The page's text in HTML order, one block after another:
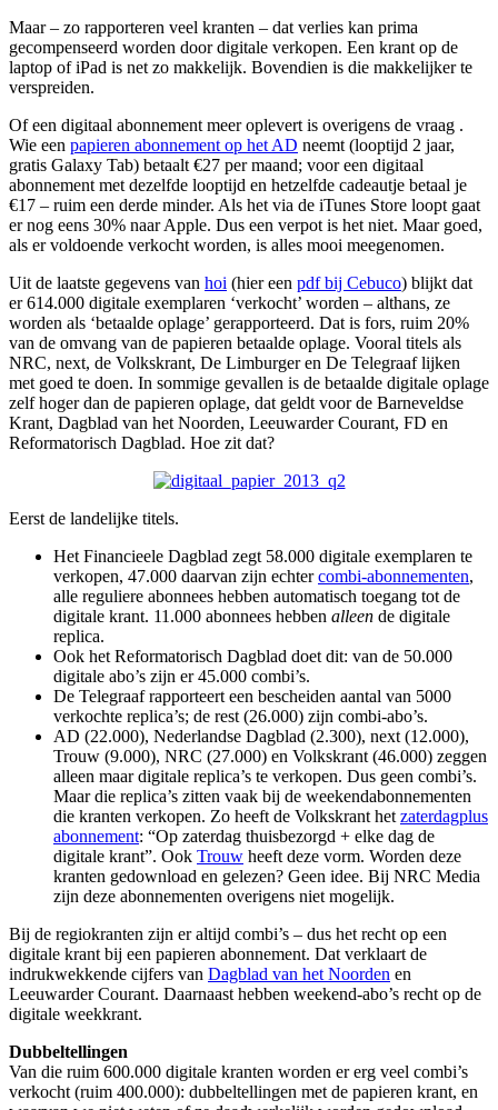
Maar – zo rapporteren veel kranten – dat verlies kan prima
gecompenseerd worden door digitale verkopen. Een krant op de
laptop of iPad is net zo makkelijk. Bovendien is die makkelijker te
verspreiden.
Of een digitaal abonnement meer oplevert is overigens de vraag .
Wie een papieren abonnement op het AD neemt (looptijd 2 jaar,
gratis Galaxy Tab) betaalt €27 per maand; voor een digitaal
abonnement met dezelfde looptijd en hetzelfde cadeautje betaal je
€17 – ruim een derde minder. Als het via de iTunes Store loopt gaat
er nog eens 30% naar Apple. Dus een verpot is het niet. Maar goed,
als er voldoende verkocht worden, is alles mooi meegenomen.
Uit de laatste gegevens van hoi (hier een pdf bij Cebuco) blijkt dat
er 614.000 digitale exemplaren ‘verkocht’ worden – althans, ze
worden als ‘betaalde oplage’ gerapporteerd. Dat is fors, ruim 20%
van de omvang van de papieren betaalde oplage. Vooral titels als
NRC, next, de Volkskrant, De Limburger en De Telegraaf lijken
met goed te doen. In sommige gevallen is de betaalde digitale oplage
zelf hoger dan de papieren oplage, dat geldt voor de Barneveldse
Krant, Dagblad van het Noorden, Leeuwarder Courant, FD en
Reformatorisch Dagblad. Hoe zit dat?
Eerst de landelijke titels.
Het Financieele Dagblad zegt 58.000 digitale exemplaren te
verkopen, 47.000 daarvan zijn echtercombi-abonnementen,
alle reguliere abonnees hebben automatisch toegang tot de
digitale krant. 11.000 abonnees hebben alleen de digitale
replica.
Ook het Reformatorisch Dagblad doet dit: van de 50.000
digitale abo’s zijn er 45.000 combi’s.
De Telegraaf rapporteert een bescheiden aantal van 5000
verkochte replica’s; de rest (26.000) zijn combi-abo’s.
AD (22.000), Nederlandse Dagblad (2.300), next (12.000),
Trouw (9.000), NRC (27.000) en Volkskrant (46.000) zeggen
alleen maar digitale replica’s te verkopen. Dus geen combi’s.
Maar die replica’s zitten vaak bij de weekendabonnementen
die kranten verkopen. Zo heeft de Volkskrant het zaterdagplus
abonnement: “Op zaterdag thuisbezorgd + elke dag de
digitale krant”. Ook Trouw heeft deze vorm. Worden deze
kranten gedownload en gelezen? Geen idee. Bij NRC Media
zijn deze abonnementen overigens niet mogelijk.
Bij de regiokranten zijn er altijd combi’s – dus het recht op een
digitale krant bij een papieren abonnement. Dat verklaart de
indrukwekkende cijfers van Dagblad van het Noorden en
Leeuwarder Courant. Daarnaast hebben weekend-abo’s recht op de
digitale weekkrant.
Dubbeltellingen
Van die ruim 600.000 digitale kranten worden er erg veel combi’s
verkocht (ruim 400.000): dubbeltellingen met de papieren krant, en